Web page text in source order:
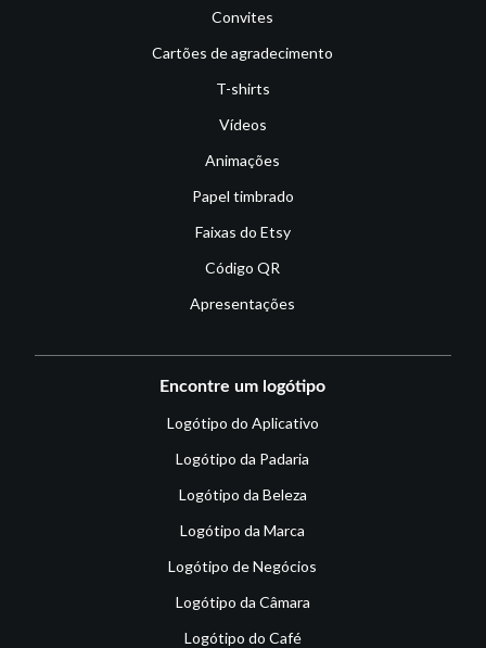
Convites
Cartões de agradecimento
T-shirts
Vídeos
Animações
Papel timbrado
Faixas do Etsy
Código QR
Apresentações
Encontre um logótipo
Logótipo do Aplicativo
Logótipo da Padaria
Logótipo da Beleza
Logótipo da Marca
Logótipo de Negócios
Logótipo da Câmara
Logótipo do Café